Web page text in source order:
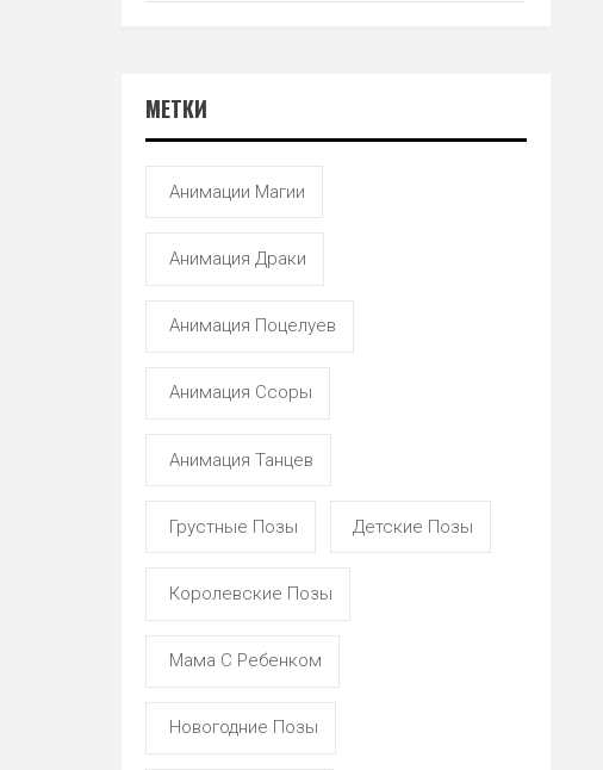
МЕТКИ
Анимации Магии
Анимация Драки
Анимация Поцелуев
Анимация Ссоры
Анимация Танцев
Грустные Позы Детские Позы
Королевские Позы
Мама С Ребенком
Новогодние Позы